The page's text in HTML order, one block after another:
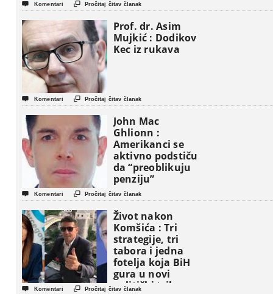
 Komentari  Pročitaj čitav članak
Prof. dr. Asim
Mujkić : Dodikov
Kec iz rukava
 Komentari  Pročitaj čitav članak
John Mac
Ghlionn :
Amerikanci se
aktivno podstiču
da “preoblikuju
penziju”
 Komentari  Pročitaj čitav članak
Život nakon
Komšića : Tri
strategije, tri
tabora i jedna
fotelja koja BiH
gura u novi
politički triler
 Komentari  Pročitaj čitav članak